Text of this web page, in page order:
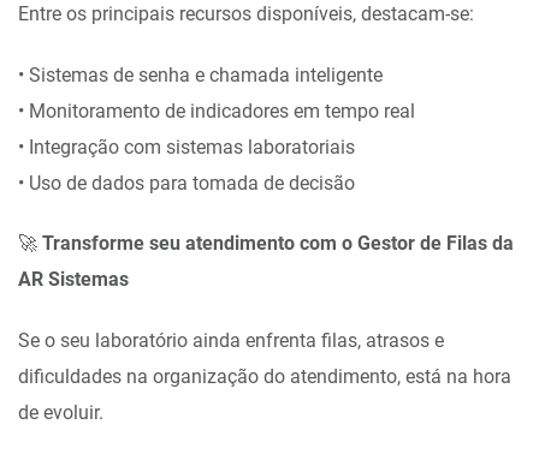
Entre os principais recursos disponíveis, destacam-se:
• Sistemas de senha e chamada inteligente
• Monitoramento de indicadores em tempo real
• Integração com sistemas laboratoriais
• Uso de dados para tomada de decisão
🚀 Transforme seu atendimento com o Gestor de Filas da
AR Sistemas
Se o seu laboratório ainda enfrenta filas, atrasos e
dificuldades na organização do atendimento, está na hora
de evoluir.